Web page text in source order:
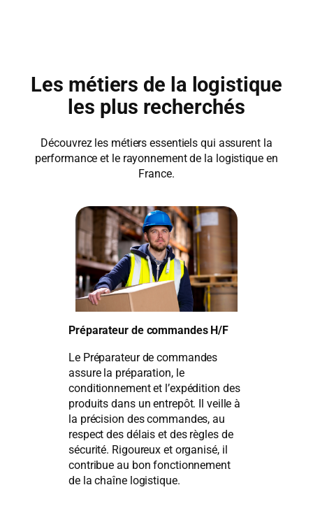
Les métiers de la logistique
les plus recherchés
Découvrez les métiers essentiels qui assurent la
performance et le rayonnement de la logistique en
France.
Préparateur de commandes H/F
Le Préparateur de commandes
assure la préparation, le
conditionnement et l’expédition des
produits dans un entrepôt. Il veille à
la précision des commandes, au
respect des délais et des règles de
sécurité. Rigoureux et organisé, il
contribue au bon fonctionnement
de la chaîne logistique.